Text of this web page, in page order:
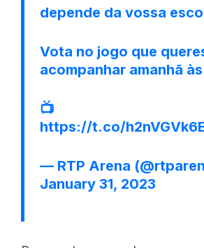
depende da vossa
Vota no jogo que
acompanhar amanhã às
📺
https://t.co/
— RTP Arena
January 31, 2023